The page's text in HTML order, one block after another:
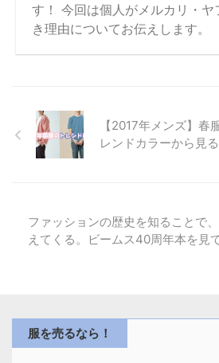
す！ 今回は個人がメルカリ・
き理由についてお伝えします。
【2017年メンズ】春
レンドカラーから見
ファッションの歴史を知ることで
えてくる。ビームス40周年本を見
服を売るなら！